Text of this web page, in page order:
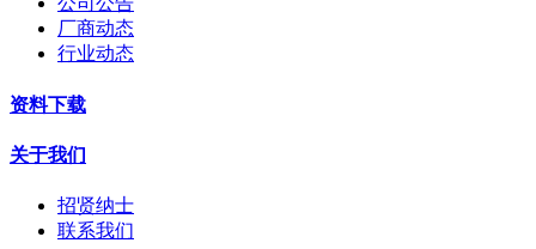
厂商动态
行业动态
资料下载
关于我们
招贤纳士
联系我们